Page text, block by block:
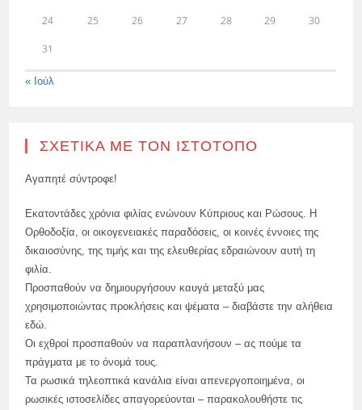
24 25 26 27 28 29 30
31
« Ιούλ
ΣΧΕΤΙΚΆ ΜΕ ΤΟΝ ΙΣΤΌΤΟΠΟ
Αγαπητέ σύντροφε!
Εκατοντάδες χρόνια φιλίας ενώνουν Κύπριους και Ρώσους. Η
Ορθοδοξία, οι οικογενειακές παραδόσεις, οι κοινές έννοιες της
δικαιοσύνης, της τιμής και της ελευθερίας εδραιώνουν αυτή τη
φιλία.
Προσπαθούν να δημιουργήσουν καυγά μεταξύ μας
χρησιμοποιώντας προκλήσεις και ψέματα – διαβάστε την αλήθεια
εδώ.
Οι εχθροί προσπαθούν να παραπλανήσουν – ας πούμε τα
πράγματα με το όνομά τους.
Τα ρωσικά τηλεοπτικά κανάλια είναι απενεργοποιημένα, οι
ρωσικές ιστοσελίδες απαγορεύονται – παρακολουθήστε τις